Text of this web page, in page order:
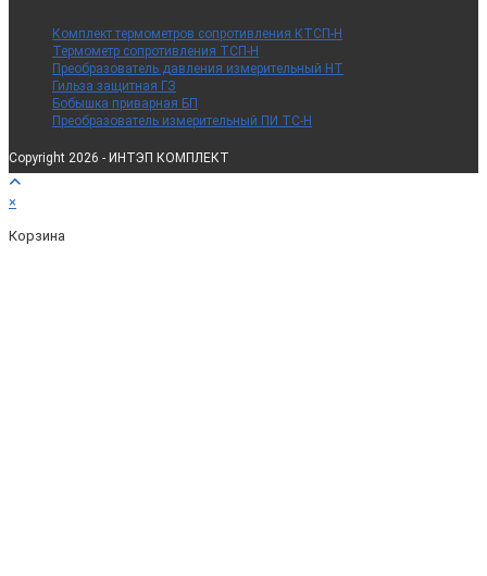
Комплект термометров сопротивления КТСП-Н
Термометр сопротивления ТСП-Н
Преобразователь давления измерительный НТ
Гильза защитная ГЗ
Бобышка приварная БП
Преобразователь измерительный ПИ ТС-Н
Copyright 2026 - ИНТЭП КОМПЛЕКТ
×
Корзина